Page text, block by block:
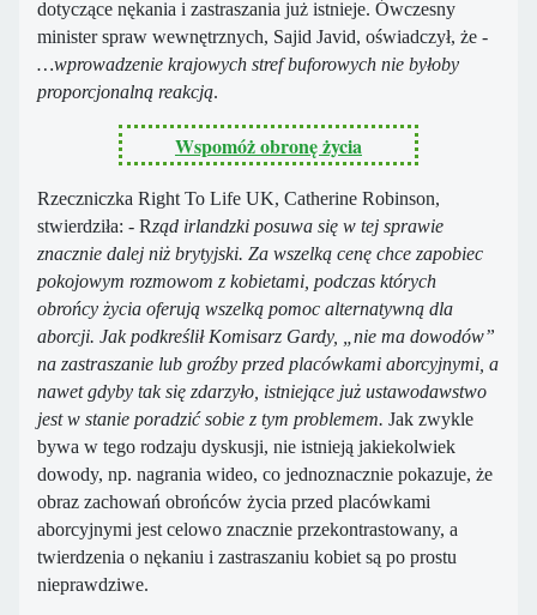
dotyczące nękania i zastraszania już istnieje. Ówczesny
minister spraw wewnętrznych, Sajid Javid, oświadczył, że -
…wprowadzenie krajowych stref buforowych nie byłoby
proporcjonalną reakcją.
Wspomóż obronę życia
Rzeczniczka Right To Life UK, Catherine Robinson,
stwierdziła: - Rząd irlandzki posuwa się w tej sprawie
znacznie dalej niż brytyjski. Za wszelką cenę chce zapobiec
pokojowym rozmowom z kobietami, podczas których
obrońcy życia oferują wszelką pomoc alternatywną dla
aborcji. Jak podkreślił Komisarz Gardy, „nie ma dowodów”
na zastraszanie lub groźby przed placówkami aborcyjnymi, a
nawet gdyby tak się zdarzyło, istniejące już ustawodawstwo
jest w stanie poradzić sobie z tym problemem. Jak zwykle
bywa w tego rodzaju dyskusji, nie istnieją jakiekolwiek
dowody, np. nagrania wideo, co jednoznacznie pokazuje, że
obraz zachowań obrońców życia przed placówkami
aborcyjnymi jest celowo znacznie przekontrastowany, a
twierdzenia o nękaniu i zastraszaniu kobiet są po prostu
nieprawdziwe.